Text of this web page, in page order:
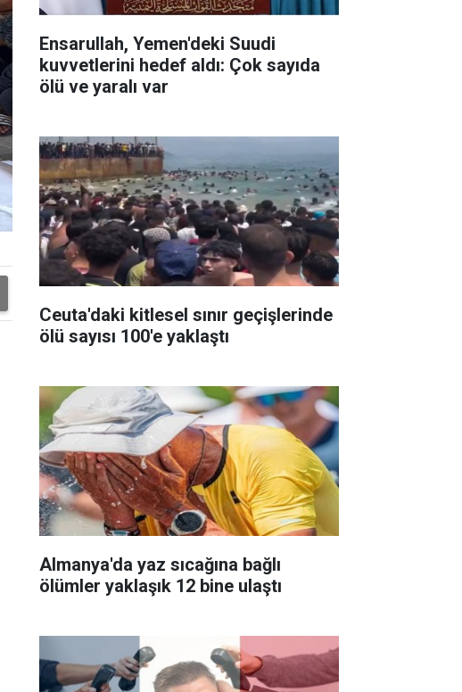
Ensarullah, Yemen'deki Suudi
kuvvetlerini hedef aldı: Çok sayıda
ölü ve yaralı var
Ceuta'daki kitlesel sınır geçişlerinde
ölü sayısı 100'e yaklaştı
Almanya'da yaz sıcağına bağlı
ölümler yaklaşık 12 bine ulaştı